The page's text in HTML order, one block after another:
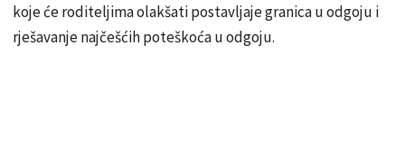
koje će roditeljima olakšati postavljaje granica u odgoju i
rješavanje najčešćih poteškoća u odgoju.